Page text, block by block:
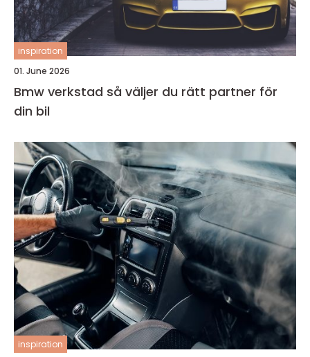
inspiration
01. June 2026
Bmw verkstad så väljer du rätt partner för
din bil
inspiration